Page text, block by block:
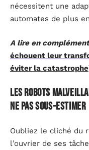
nécessitent une
automates de plus
A lire en
échouent leur
éviter la
Les robots
ne pas sous-estimer
Oubliez le cliché du
l’ouvrier de ses